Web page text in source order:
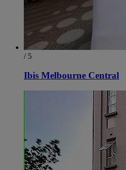
/ 5
Ibis Melbourne Central